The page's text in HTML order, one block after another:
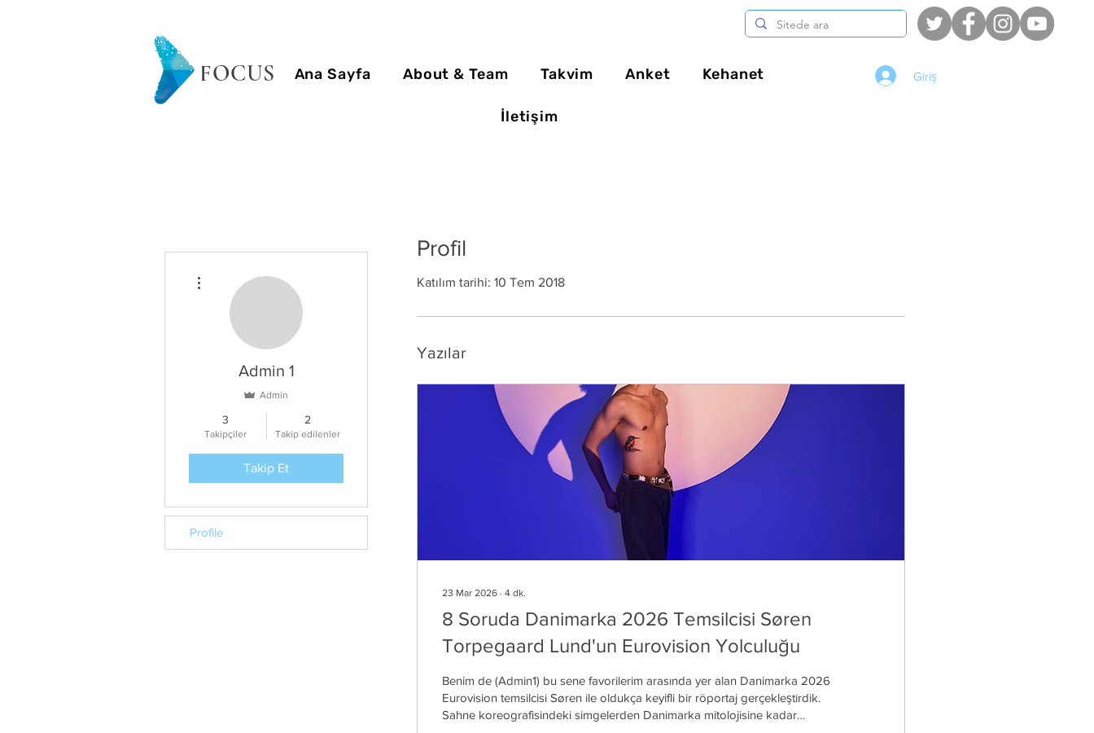
FOCUS Ana Sayfa About & Team Takvim Anket Kehanet
İletişim
Giriş
Profil
Katılım tarihi: 10 Tem 2018
Yazılar
23 Mar 2026 ∙ 4 dk.
8 Soruda Danimarka 2026 Temsilcisi Søren
Torpegaard Lund'un Eurovision Yolculuğu
Benim de (Admin1) bu sene favorilerim arasında yer alan Danimarka 2026
Eurovision temsilcisi Søren ile oldukça keyifli bir röportaj gerçekleştirdik.
Sahne koreografisindeki simgelerden Danimarka mitolojisine kadar
Admin 1
Admin
3
Takipçiler
2
Takip edilenler
Takip Et
Profile